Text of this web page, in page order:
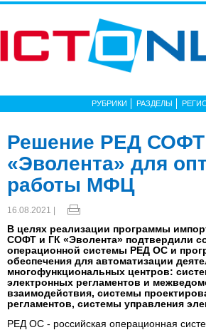
РУБРИКИ РАЗДЕЛЫ
Решение РЕД СОФТ
«Эволента» для
работы МФЦ
16.08.2021 |
В целях реализации программы
СОФТ и ГК «Эволента» подтвердили
операционной системы РЕД ОС и
обеспечения для автоматизации
многофункциональных центров:
электронных регламентов и
взаимодействия, системы
регламентов, системы управления
РЕД ОС - российская операционная